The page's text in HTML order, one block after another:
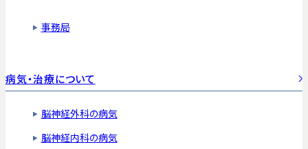
事務局
病気・治療について
脳神経外科の病気
脳神経内科の病気